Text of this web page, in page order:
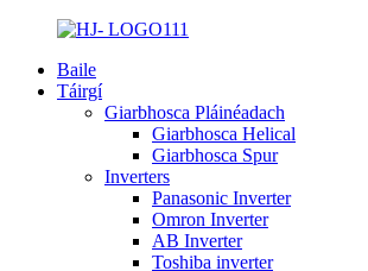
Baile
Táirgí
Giarbhosca Pláinéadach
Giarbhosca Helical
Giarbhosca Spur
Inverters
Panasonic Inverter
Omron Inverter
AB Inverter
Toshiba inverter